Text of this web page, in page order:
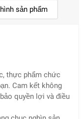
sản phẩm
thực phẩm chức
Cam kết không
quyền lợi và điều